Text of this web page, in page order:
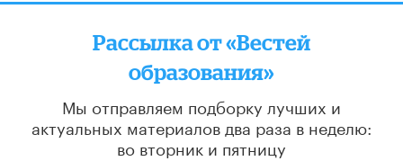
Рассылка от «Вестей
образования»
Мы отправляем подборку лучших и
актуальных материалов два раза в неделю:
во вторник и пятницу